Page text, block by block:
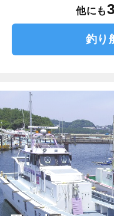
他にも3
釣り